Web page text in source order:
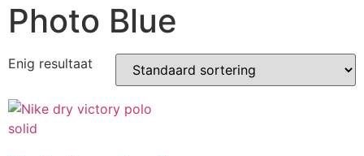
Photo Blue
Enig resultaat